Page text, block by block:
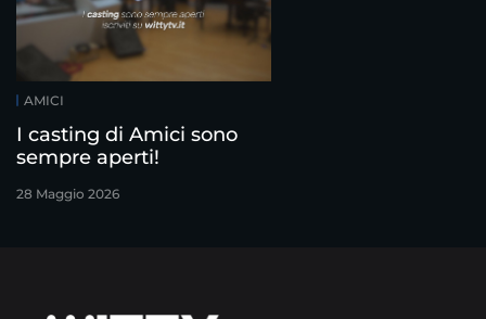
AMICI
I casting di Amici sono
sempre aperti!
28 Maggio 2026